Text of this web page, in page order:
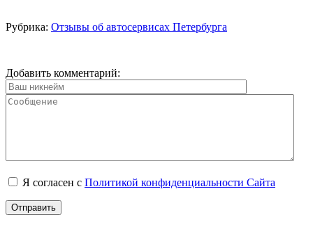
Рубрика: Отзывы об автосервисах Петербурга
Добавить комментарий:
Я согласен с Политикой конфиденциальности Сайта